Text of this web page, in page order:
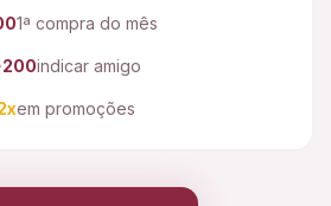
1ª compra do mês
indicar amigo
em promoções